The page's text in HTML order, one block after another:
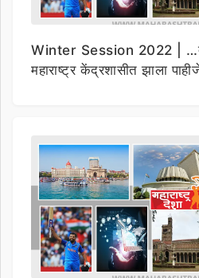
Winter Session 2022 |
महाराष्ट्र केंद्रशासीत झाला